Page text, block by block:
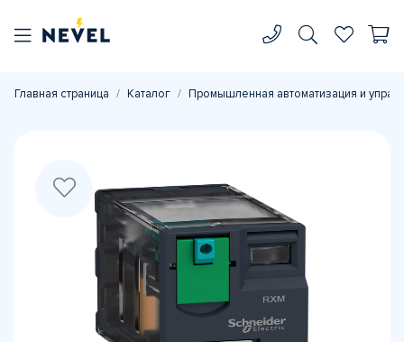
Главная страница Каталог Промышленная автоматизация и